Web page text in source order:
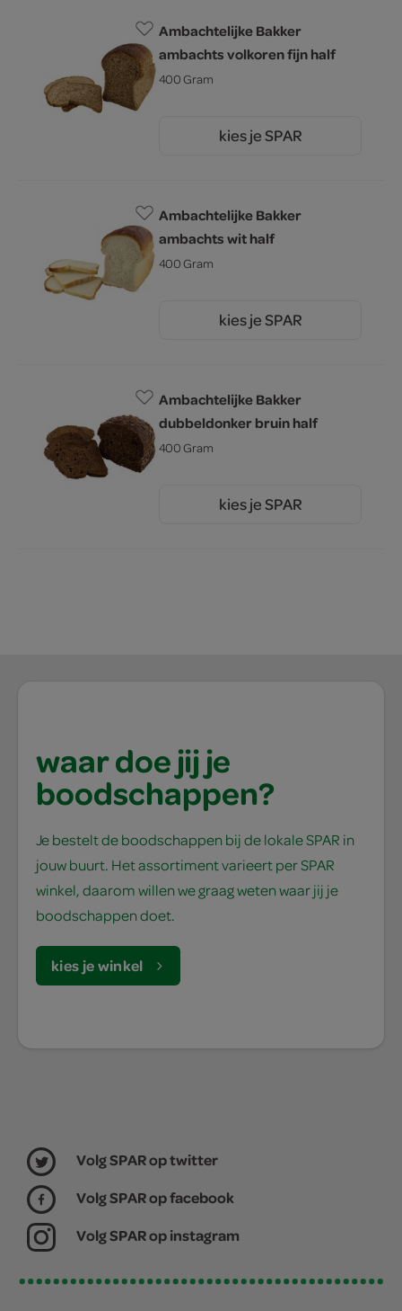
Ambachtelijke Bakker
ambachts volkoren fijn half
400 Gram
kies je SPAR
Ambachtelijke Bakker
ambachts wit half
400 Gram
kies je SPAR
Ambachtelijke Bakker
dubbeldonker bruin half
400 Gram
kies je SPAR
waar doe jij je
boodschappen?
Je bestelt de boodschappen bij de lokale SPAR in
jouw buurt. Het assortiment varieert per SPAR
winkel, daarom willen we graag weten waar jij je
boodschappen doet.
kies je winkel
Volg SPAR op twitter
Volg SPAR op facebook
Volg SPAR op instagram